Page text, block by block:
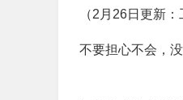
（2月26日更新
不要担心不会，